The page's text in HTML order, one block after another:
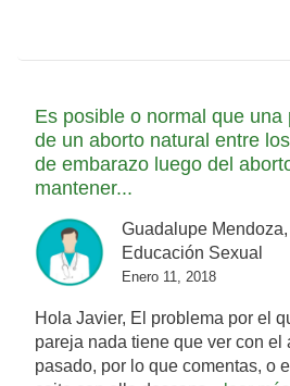
Es posible o normal que una
de un aborto natural entre
de embarazo luego del
mantener...
Guadalupe
Educación Sexual
Enero 11, 2018
Hola Javier, El problema por el
pareja nada tiene que ver con el
pasado, por lo que comentas, o